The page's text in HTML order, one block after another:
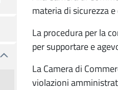
materia di sicurezza
La procedura per la
per supportare e
La Camera di
violazioni